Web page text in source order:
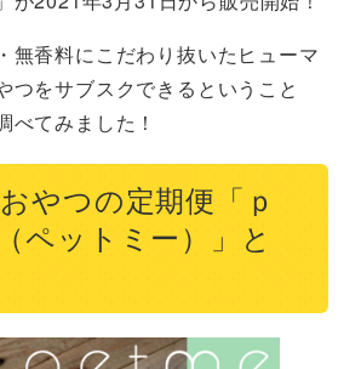
無香料にこだわり抜いたヒューマ
つをサブスクできるということ
べてみました！
やつの定期便「ｐ
ペットミー）」と